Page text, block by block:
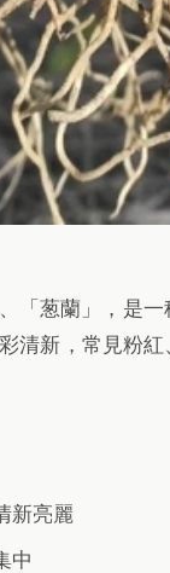
「葱蘭」，是
清新，常見粉
新亮麗
中